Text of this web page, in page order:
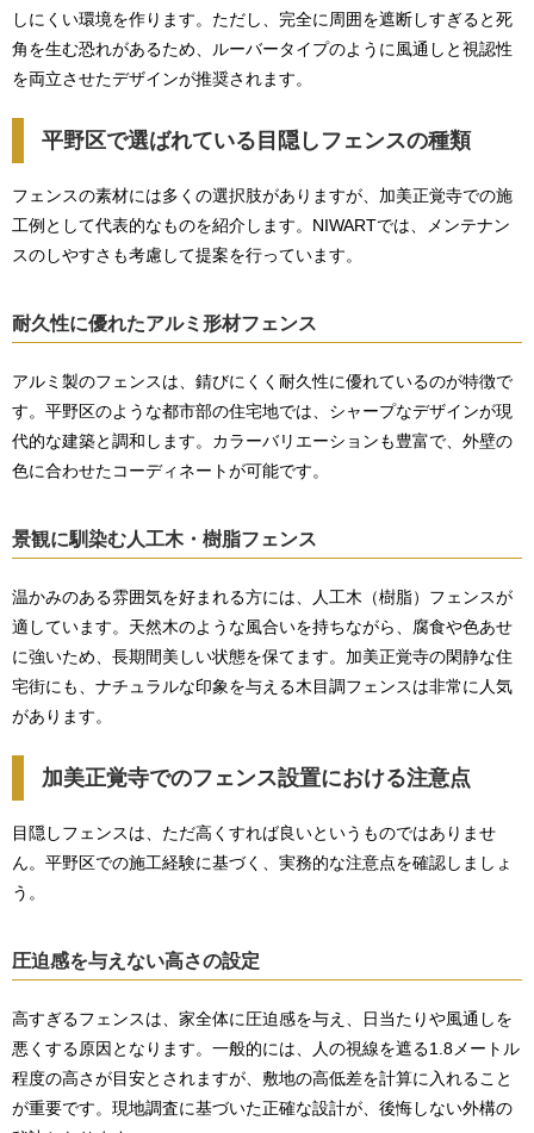
しにくい環境を作ります。ただし、完全に周囲を遮断しすぎると死
角を生む恐れがあるため、ルーバータイプのように風通しと視認性
を両立させたデザインが推奨されます。
平野区で選ばれている目隠しフェンスの種類
フェンスの素材には多くの選択肢がありますが、加美正覚寺での施
工例として代表的なものを紹介します。NIWARTでは、メンテナン
スのしやすさも考慮して提案を行っています。
耐久性に優れたアルミ形材フェンス
アルミ製のフェンスは、錆びにくく耐久性に優れているのが特徴で
す。平野区のような都市部の住宅地では、シャープなデザインが現
代的な建築と調和します。カラーバリエーションも豊富で、外壁の
色に合わせたコーディネートが可能です。
景観に馴染む人工木・樹脂フェンス
温かみのある雰囲気を好まれる方には、人工木（樹脂）フェンスが
適しています。天然木のような風合いを持ちながら、腐食や色あせ
に強いため、長期間美しい状態を保てます。加美正覚寺の閑静な住
宅街にも、ナチュラルな印象を与える木目調フェンスは非常に人気
があります。
加美正覚寺でのフェンス設置における注意点
目隠しフェンスは、ただ高くすれば良いというものではありませ
ん。平野区での施工経験に基づく、実務的な注意点を確認しましょ
う。
圧迫感を与えない高さの設定
高すぎるフェンスは、家全体に圧迫感を与え、日当たりや風通しを
悪くする原因となります。一般的には、人の視線を遮る1.8メートル
程度の高さが目安とされますが、敷地の高低差を計算に入れること
が重要です。現地調査に基づいた正確な設計が、後悔しない外構の